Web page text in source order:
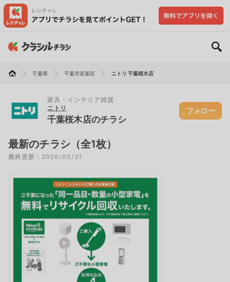
千葉県 千葉市若葉区 ニトリ 千葉桜木店
家具・インテリア雑貨
ニトリ
千葉桜木店のチラシ
フォロー
最新のチラシ（全1枚）
最終更新：2026/05/21